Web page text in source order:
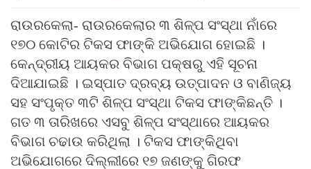
ରାଉରକେଲା- ରାଉରକେଲାର ୩ ଶିଳ୍ପ ସଂସ୍ଥା ନାଁରେ
୧୭୦ କୋଟିର ଟିକସ ଫାଙ୍କି ଅଭିଯୋଗ ହୋଇଛି ।
କେନ୍ଦ୍ରୀୟ ଆୟକର ବିଭାଗ ପକ୍ଷରୁ ଏହି ସୂଚନା
ଦିଆଯାଇଛି । ଇସ୍ପାତ ଦ୍ରବ୍ୟ ଉତ୍ପାଦନ ଓ ବାଣିଜ୍ୟ
ସହ ସଂପୃକ୍ତ ୩ଟି ଶିଳ୍ପ ସଂସ୍ଥା ଟିକସ ଫାଙ୍କିଛନ୍ତି ।
ଗତ ୩ ତାରିଖରେ ଏସବୁ ଶିଳ୍ପ ସଂସ୍ଥାରେ ଆୟକର
ବିଭାଗ ଚଢାଉ କରିଥିଲା । ଟିକସ ଫାଙ୍କିଥିବା
ଅଭିଯୋଗରେ ଦିଲ୍ଲୀରେ ୧୭ ଜଣଙ୍କୁ ଗିରଫ